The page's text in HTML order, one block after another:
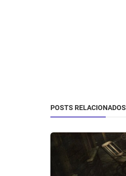
POSTS RELACIONADOS